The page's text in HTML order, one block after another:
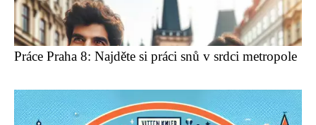
Práce Praha 8: Najděte si práci snů v srdci metropole